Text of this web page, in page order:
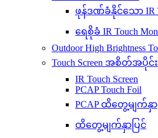
ဖုန်ဒဏ်ခံနိုင်သော IR
ရေစိုခံ IR Touch
Outdoor High Brightness
Touch Screen အစိတ်အပိုင်း
IR Touch Screen
PCAP Touch Foil
PCAP ထိတွေ့မျက်နှာ
ထိတွေ့မျက်နှာပြင်